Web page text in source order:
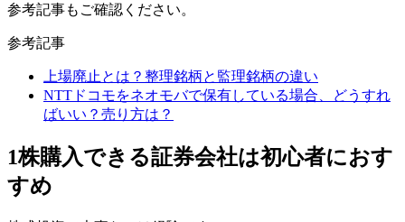
参考記事もご確認ください。
参考記事
上場廃止とは？整理銘柄と監理銘柄の違い
NTTドコモをネオモバで保有している場合、どうすれ
ばいい？売り方は？
1株購入できる証券会社は初心者におす
すめ